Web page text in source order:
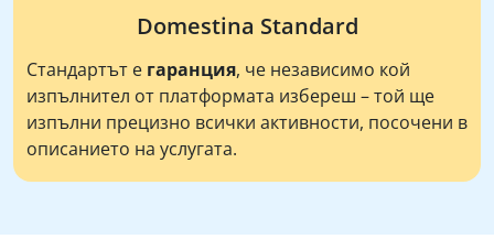
Domestina Standard
Стандартът е гаранция, че независимо кой
изпълнител от платформата избереш – той ще
изпълни прецизно всички активности, посочени в
описанието на услугата.